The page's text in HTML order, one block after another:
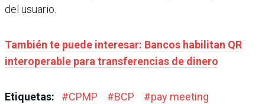
del usuario.
También te puede interesar: Bancos habilitan QR
interoperable para transferencias de dinero
Etiquetas: #CPMP #BCP #pay meeting